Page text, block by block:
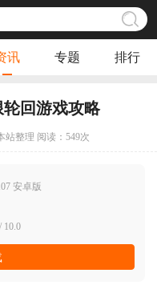
讯 专题 排行
回游戏攻略
站整理 阅读： 549次
安卓版
10.0